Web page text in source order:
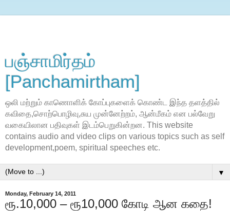
பஞ்சாமிர்தம்
[Panchamirtham]
ஒலி மற்றும் காணொளிக் கோப்புகளைக் கொண்ட இந்த தளத்தில்
கவிதை,சொற்பொழிவு,சுய முன்னேற்றம், ஆன்மீகம் என பல்வேறு
வகையிலான பதிவுகள் இடம்பெறுகின்றன. This website
contains audio and video clips on various topics such as self
development,poem, spiritual speeches etc.
▼
Monday, February 14, 2011
ரூ.10,000 – ரூ10,000 கோடி ஆன கதை!